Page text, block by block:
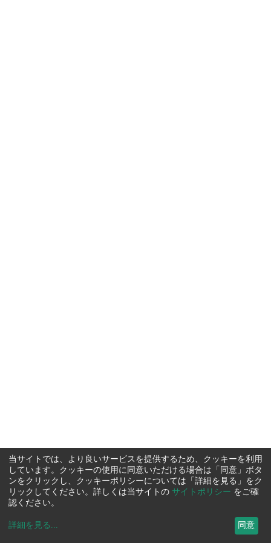
当サイトでは、より良いサービスを提供するため、クッキーを利用
しています。クッキーの使用に同意いただける場合は「同意」ボタ
ンをクリックし、クッキーポリシーについては「詳細を見る」をク
リックしてください。詳しくは当サイトの サイトポリシー をご確
認ください。
詳細を見る ... 同意